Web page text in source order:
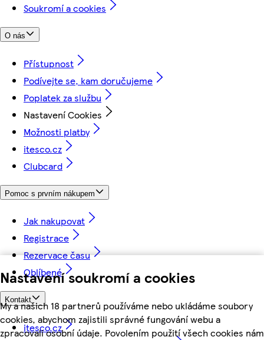
Nastavení soukromí a cookies
My a našich 18 partnerů používáme nebo ukládáme soubory
cookies, abychom zajistili správné fungování webu a
zpracovali osobní údaje. Povolením použití všech cookies nám
Soukromí a cookies
O nás
Přístupnost
Podívejte se, kam doručujeme
Poplatek za službu
Nastavení Cookies
Možnosti platby
itesco.cz
Clubcard
Pomoc s prvním nákupem
Jak nakupovat
Registrace
Rezervace času
Oblíbené
Kontakt
itesco.cz